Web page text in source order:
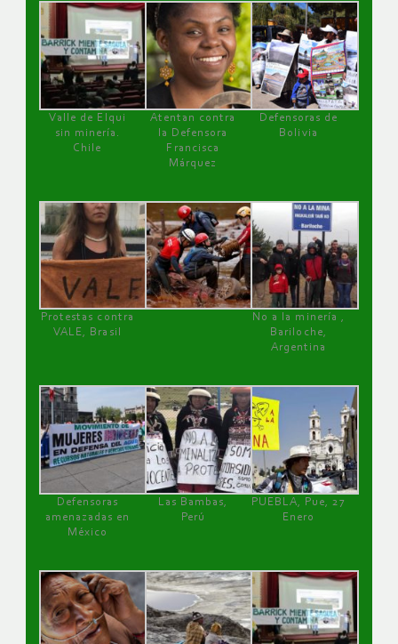
Valle de Elqui
sin minería.
Chile
Atentan contra
la Defensora
Francisca
Márquez
Defensoras de
Bolivia
Protestas contra
VALE, Brasil
No a la minería ,
Bariloche,
Argentina
Defensoras
amenazadas en
México
Las Bambas,
Perú
PUEBLA, Pue, 27
Enero